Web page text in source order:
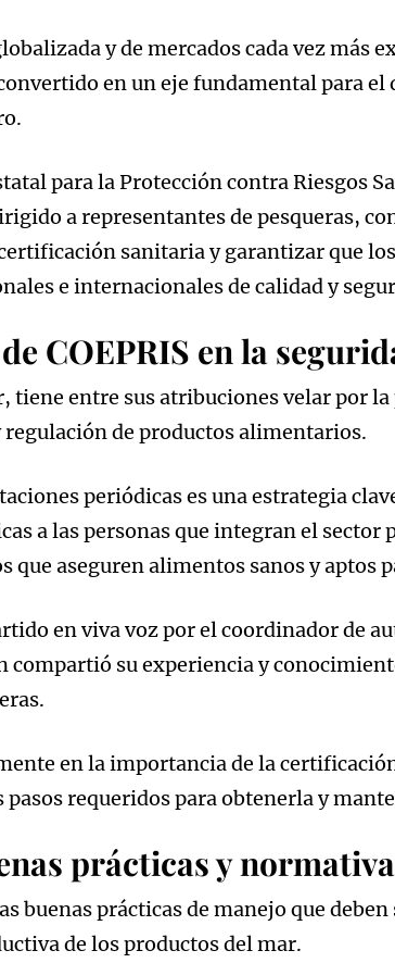
y de mercados cada vez más
en un eje fundamental para el
para la Protección contra Riesgos
a representantes de pesqueras,
sanitaria y garantizar que
e internacionales de calidad y
COEPRIS en la
tiene entre sus atribuciones velar por
de productos alimentarios.
periódicas es una estrategia
a las personas que integran el sector
que aseguren alimentos sanos y aptos
en viva voz por el coordinador de
compartió su experiencia y
en la importancia de la
requeridos para obtenerla y
prácticas y
buenas prácticas de manejo que
de los productos del mar.